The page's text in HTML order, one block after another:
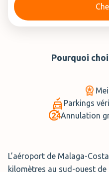
Pourquoi
Parkings
Annulation
L’aéroport de Malaga-
kilomètres au sud-ouest de